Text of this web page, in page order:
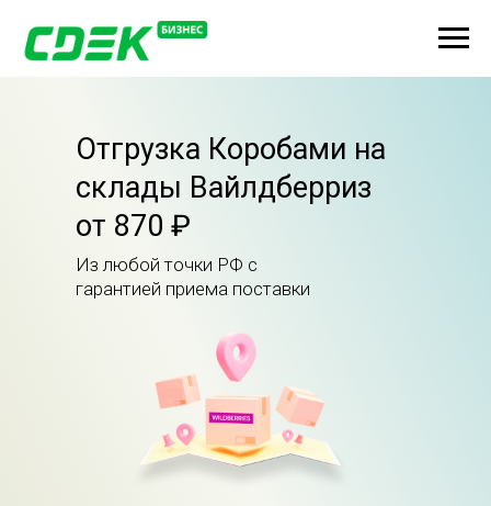
Отгрузка Коробами на
склады Вайлдберриз
от 870 ₽
Из любой точки РФ с
гарантией приема поставки